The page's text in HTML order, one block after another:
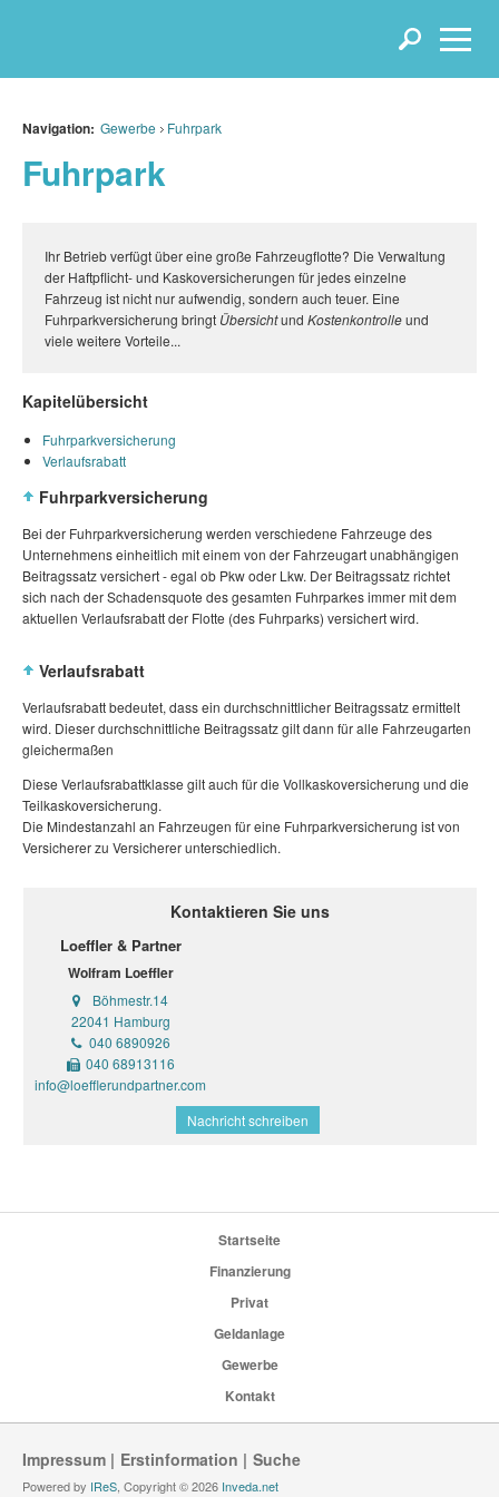
Navigation: Gewerbe Fuhrpark
Fuhrpark
Ihr Betrieb verfügt über eine große Fahrzeugflotte? Die Verwaltung
der Haftpflicht- und Kaskoversicherungen für jedes einzelne
Fahrzeug ist nicht nur aufwendig, sondern auch teuer. Eine
Fuhrparkversicherung bringt Übersichtund Kostenkontrolleund
viele weitere Vorteile...
Kapitelübersicht
Fuhrparkversicherung
Verlaufsrabatt
Fuhrparkversicherung
Bei der Fuhrparkversicherung werden verschiedene Fahrzeuge des
Unternehmens einheitlich mit einem von der Fahrzeugart unabhängigen
Beitragssatz versichert - egal ob Pkw oder Lkw. Der Beitragssatz richtet
sich nach der Schadensquote des gesamten Fuhrparkes immer mit dem
aktuellen Verlaufsrabatt der Flotte (des Fuhrparks) versichert wird.
Verlaufsrabatt
Verlaufsrabatt bedeutet, dass ein durchschnittlicher Beitragssatz ermittelt
wird. Dieser durchschnittliche Beitragssatz gilt dann für alle Fahrzeugarten
gleichermaßen
Diese Verlaufsrabattklasse gilt auch für die Vollkaskoversicherung und die
Teilkaskoversicherung.
Die Mindestanzahl an Fahrzeugen für eine Fuhrparkversicherung ist von
Versicherer zu Versicherer unterschiedlich.
Kontaktieren Sie uns
Loeffler & Partner
Wolfram Loeffler
Böhmestr.14
22041 Hamburg
040 6890926
040 68913116
info@loefflerundpartner.com
Nachricht schreiben
Startseite
Finanzierung
Privat
Geldanlage
Gewerbe
Kontakt
Impressum Erstinformation Suche
Powered by IReS , Copyright © 2026 Inveda.net